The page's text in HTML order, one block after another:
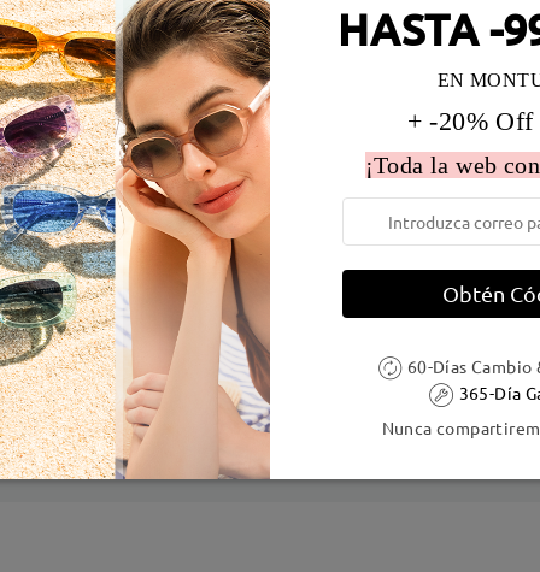
la montura: 127 mm (Paqueño) Diametro de lentes: 51 mm
resorte: No Material de la montura: Tr
DELIVERY
detalles
HASTA -
EN
+ -20% Off
¡Toda la web
Obtén
60-Días Cambio
365-Día
Nunca